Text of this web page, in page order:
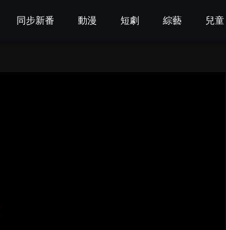
同步新番 動漫 短劇 綜藝 兒童